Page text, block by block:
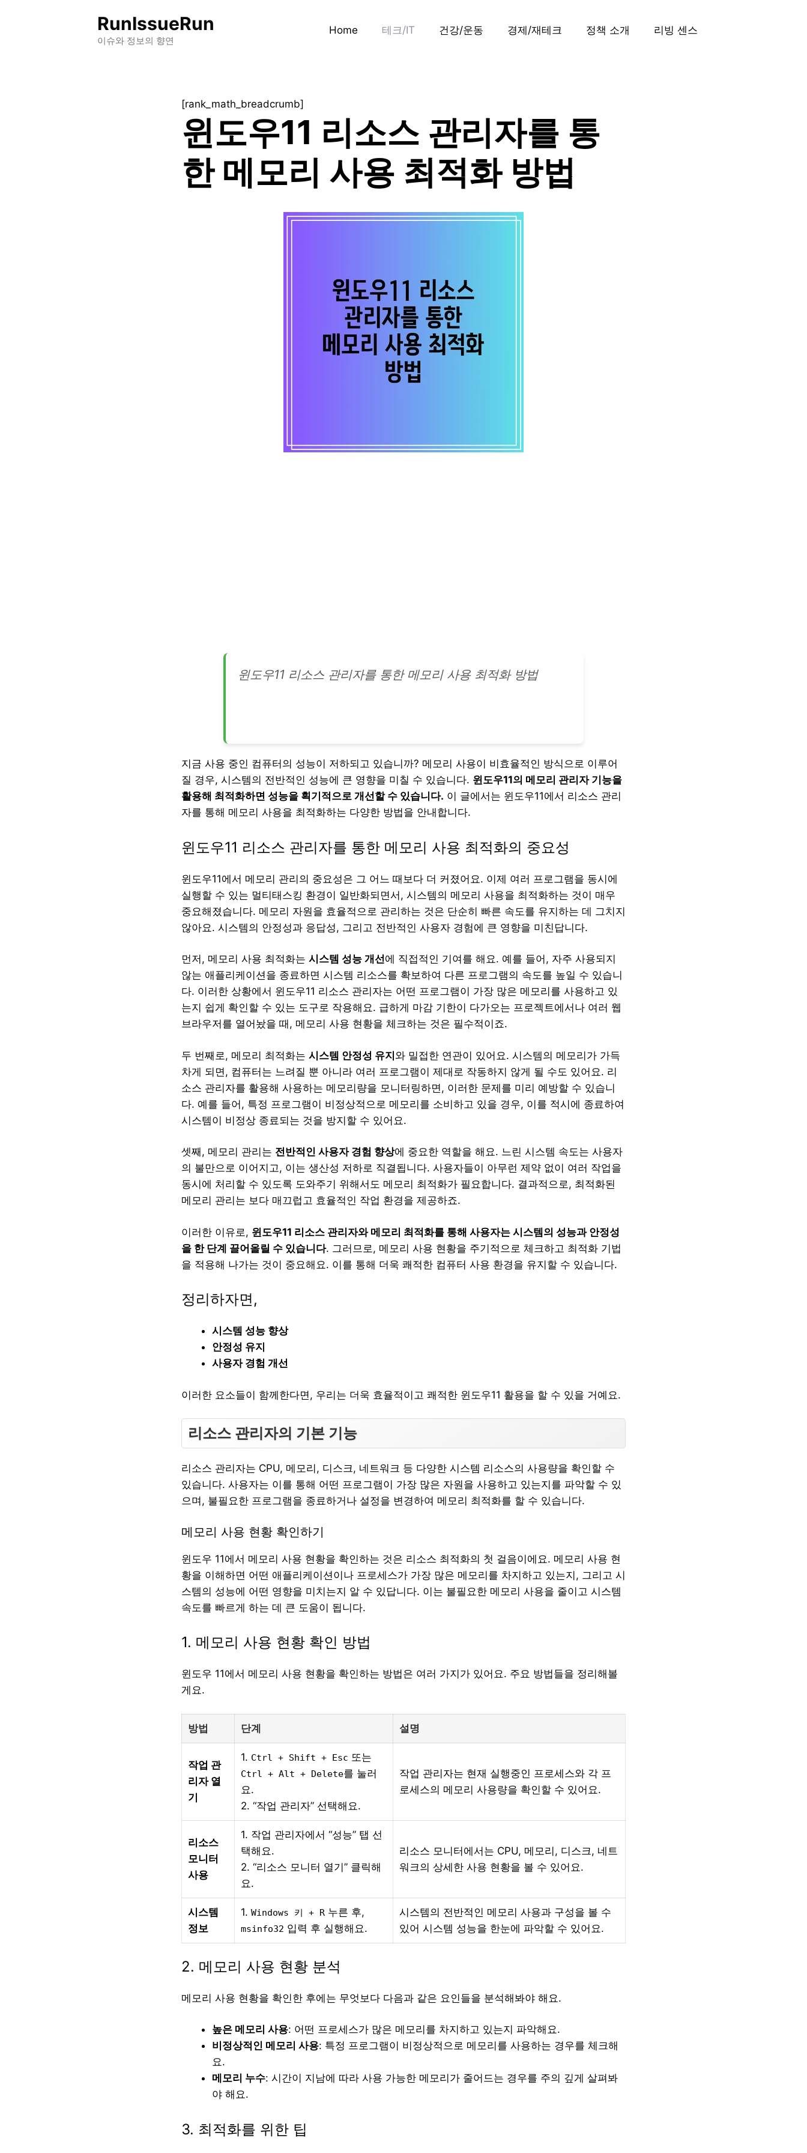
RunIssueRun
이슈와 정보의 향연
Home 테크/IT 건강/운동 경제/재테크 정책 소개 리빙 센스
[rank_math_breadcrumb]
윈도우11 리소스 관리자를 통
한 메모리 사용 최적화 방법
윈도우11 리소스 관리자를 통한 메모리 사용 최적화 방법
지금 사용 중인 컴퓨터의 성능이 저하되고 있습니까? 메모리 사용이 비효율적인 방식으로 이루어
질 경우, 시스템의 전반적인 성능에 큰 영향을 미칠 수 있습니다. 윈도우11의 메모리 관리자 기능을
활용해 최적화하면 성능을 획기적으로 개선할 수 있습니다. 이 글에서는 윈도우11에서 리소스 관리
자를 통해 메모리 사용을 최적화하는 다양한 방법을 안내합니다.
윈도우11 리소스 관리자를 통한 메모리 사용 최적화의 중요성
윈도우11에서 메모리 관리의 중요성은 그 어느 때보다 더 커졌어요. 이제 여러 프로그램을 동시에
실행할 수 있는 멀티태스킹 환경이 일반화되면서, 시스템의 메모리 사용을 최적화하는 것이 매우
중요해졌습니다. 메모리 자원을 효율적으로 관리하는 것은 단순히 빠른 속도를 유지하는 데 그치지
않아요. 시스템의 안정성과 응답성, 그리고 전반적인 사용자 경험에 큰 영향을 미친답니다.
먼저, 메모리 사용 최적화는 시스템 성능 개선에 직접적인 기여를 해요. 예를 들어, 자주 사용되지
않는 애플리케이션을 종료하면 시스템 리소스를 확보하여 다른 프로그램의 속도를 높일 수 있습니
다. 이러한 상황에서 윈도우11 리소스 관리자는 어떤 프로그램이 가장 많은 메모리를 사용하고 있
는지 쉽게 확인할 수 있는 도구로 작용해요. 급하게 마감 기한이 다가오는 프로젝트에서나 여러 웹
브라우저를 열어놨을 때, 메모리 사용 현황을 체크하는 것은 필수적이죠.
두 번째로, 메모리 최적화는 시스템 안정성 유지와 밀접한 연관이 있어요. 시스템의 메모리가 가득
차게 되면, 컴퓨터는 느려질 뿐 아니라 여러 프로그램이 제대로 작동하지 않게 될 수도 있어요. 리
소스 관리자를 활용해 사용하는 메모리량을 모니터링하면, 이러한 문제를 미리 예방할 수 있습니
다. 예를 들어, 특정 프로그램이 비정상적으로 메모리를 소비하고 있을 경우, 이를 적시에 종료하여
시스템이 비정상 종료되는 것을 방지할 수 있어요.
셋째, 메모리 관리는 전반적인 사용자 경험 향상에 중요한 역할을 해요. 느린 시스템 속도는 사용자
의 불만으로 이어지고, 이는 생산성 저하로 직결됩니다. 사용자들이 아무런 제약 없이 여러 작업을
동시에 처리할 수 있도록 도와주기 위해서도 메모리 최적화가 필요합니다. 결과적으로, 최적화된
메모리 관리는 보다 매끄럽고 효율적인 작업 환경을 제공하죠.
이러한 이유로, 윈도우11 리소스 관리자와 메모리 최적화를 통해 사용자는 시스템의 성능과 안정성
을 한 단계 끌어올릴 수 있습니다. 그러므로, 메모리 사용 현황을 주기적으로 체크하고 최적화 기법
을 적용해 나가는 것이 중요해요. 이를 통해 더욱 쾌적한 컴퓨터 사용 환경을 유지할 수 있습니다.
정리하자면,
시스템 성능 향상
안정성 유지
사용자 경험 개선
이러한 요소들이 함께한다면, 우리는 더욱 효율적이고 쾌적한 윈도우11 활용을 할 수 있을 거예요.
리소스 관리자의 기본 기능
리소스 관리자는 CPU, 메모리, 디스크, 네트워크 등 다양한 시스템 리소스의 사용량을 확인할 수
있습니다. 사용자는 이를 통해 어떤 프로그램이 가장 많은 자원을 사용하고 있는지를 파악할 수 있
으며, 불필요한 프로그램을 종료하거나 설정을 변경하여 메모리 최적화를 할 수 있습니다.
메모리 사용 현황 확인하기
윈도우 11에서 메모리 사용 현황을 확인하는 것은 리소스 최적화의 첫 걸음이에요. 메모리 사용 현
황을 이해하면 어떤 애플리케이션이나 프로세스가 가장 많은 메모리를 차지하고 있는지, 그리고 시
스템의 성능에 어떤 영향을 미치는지 알 수 있답니다. 이는 불필요한 메모리 사용을 줄이고 시스템
속도를 빠르게 하는 데 큰 도움이 됩니다.
1. 메모리 사용 현황 확인 방법
윈도우 11에서 메모리 사용 현황을 확인하는 방법은 여러 가지가 있어요. 주요 방법들을 정리해볼
게요.
방법 단계 설명
작업 관
리자 열
기
1. Ctrl + Shift + Esc 또는
Ctrl + Alt + Delete를 눌러
요.
2. “작업 관리자” 선택해요.
작업 관리자는 현재 실행중인 프로세스와 각 프
로세스의 메모리 사용량을 확인할 수 있어요.
리소스
모니터
사용
1. 작업 관리자에서 “성능” 탭 선
택해요.
2. “리소스 모니터 열기” 클릭해
요.
리소스 모니터에서는 CPU, 메모리, 디스크, 네트
워크의 상세한 사용 현황을 볼 수 있어요.
시스템
정보
1. Windows 키 + R 누른 후,
msinfo32 입력 후 실행해요.
시스템의 전반적인 메모리 사용과 구성을 볼 수
있어 시스템 성능을 한눈에 파악할 수 있어요.
2. 메모리 사용 현황 분석
메모리 사용 현황을 확인한 후에는 무엇보다 다음과 같은 요인들을 분석해봐야 해요.
높은 메모리 사용: 어떤 프로세스가 많은 메모리를 차지하고 있는지 파악해요.
비정상적인 메모리 사용: 특정 프로그램이 비정상적으로 메모리를 사용하는 경우를 체크해
요.
메모리 누수: 시간이 지남에 따라 사용 가능한 메모리가 줄어드는 경우를 주의 깊게 살펴봐
야 해요.
3. 최적화를 위한 팁